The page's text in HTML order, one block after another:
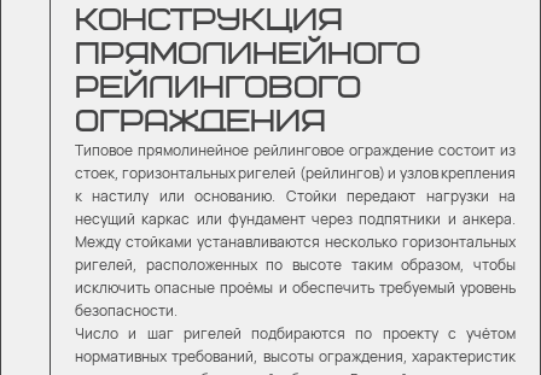
КОНСТРУКЦИЯ
ПРЯМОЛИНЕЙНОГО
РЕЙЛИНГОВОГО
ОГРАЖДЕНИЯ
Типовое прямолинейное рейлинговое ограждение состоит из
стоек, горизонтальных ригелей (рейлингов) и узлов крепления
к настилу или основанию. Стойки передают нагрузки на
несущий каркас или фундамент через подпятники и анкера.
Между стойками устанавливаются несколько горизонтальных
ригелей, расположенных по высоте таким образом, чтобы
исключить опасные проёмы и обеспечить требуемый уровень
безопасности.
Число и шаг ригелей подбираются по проекту с учётом
нормативных требований, высоты ограждения, характеристик